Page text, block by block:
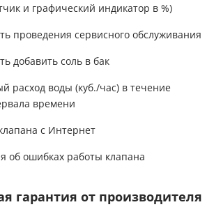
и графический индикатор в %)
проведения сервисного обслуживания
добавить соль в бак
расход воды (куб./час) в течение
времени
с Интернет
об ошибках работы клапана
гарантия от производителя